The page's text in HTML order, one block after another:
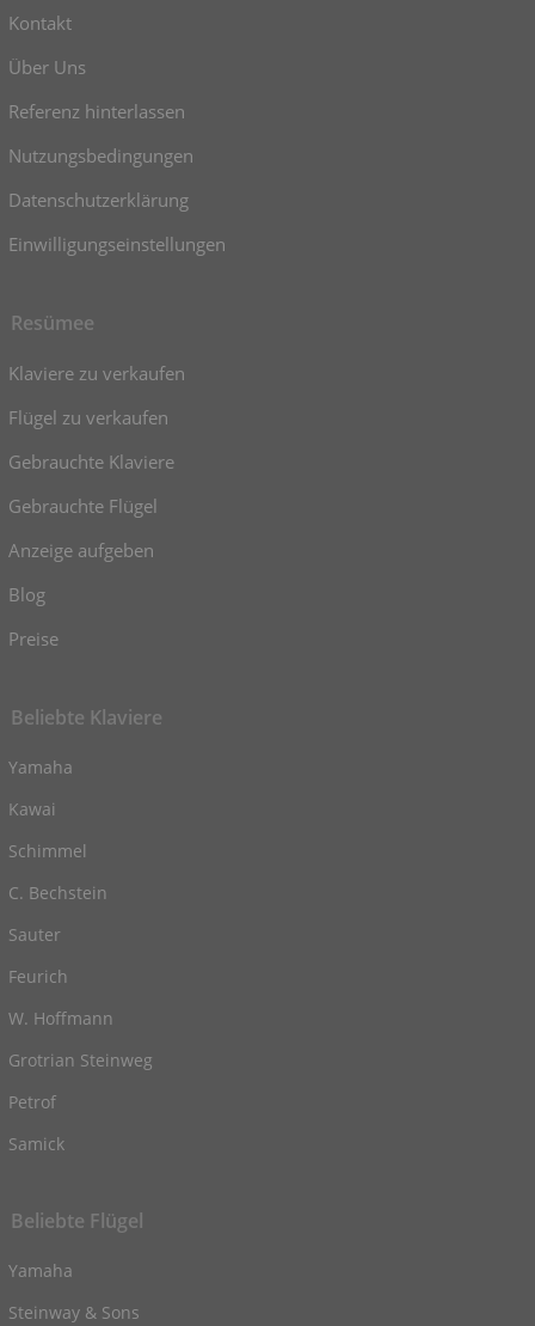
Kontakt
Über Uns
Referenz hinterlassen
Nutzungsbedingungen
Datenschutzerklärung
Einwilligungseinstellungen
Resümee
Klaviere zu verkaufen
Flügel zu verkaufen
Gebrauchte Klaviere
Gebrauchte Flügel
Anzeige aufgeben
Blog
Preise
Beliebte Klaviere
Yamaha
Kawai
Schimmel
C. Bechstein
Sauter
Feurich
W. Hoffmann
Grotrian Steinweg
Petrof
Samick
Beliebte Flügel
Yamaha
Steinway & Sons